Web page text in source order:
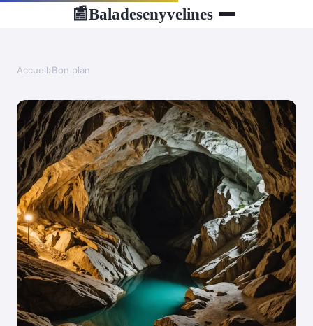
📰Baladesenyvelines
Accueil›Bon plan